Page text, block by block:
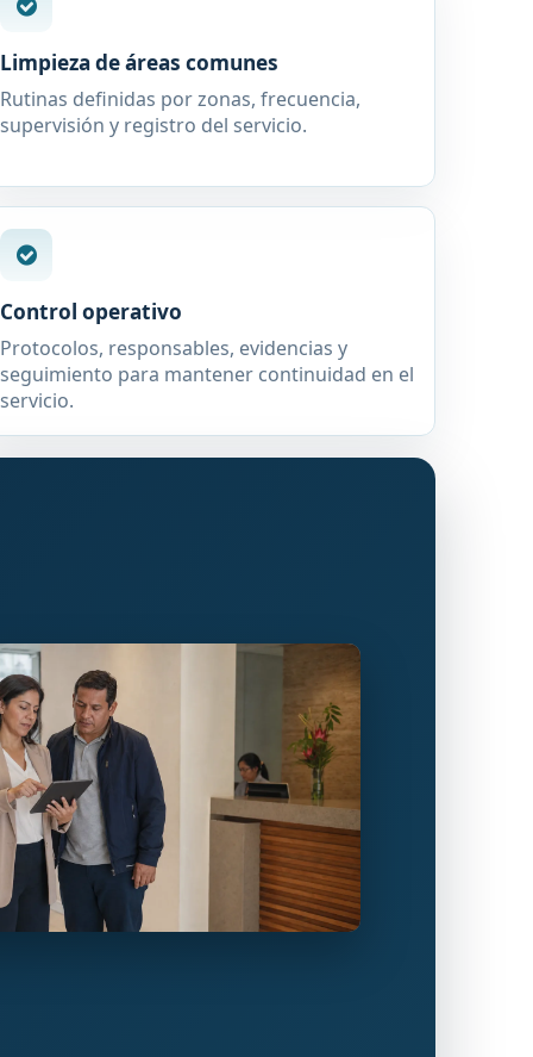
Limpieza de áreas comunes
Rutinas definidas por zonas, frecuencia,
supervisión y registro del servicio.
Control operativo
Protocolos, responsables, evidencias y
seguimiento para mantener continuidad en el
servicio.